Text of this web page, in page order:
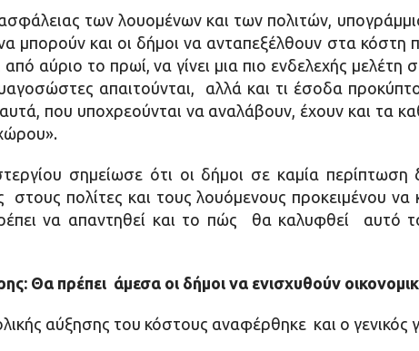
των λουομένων και των πολιτών,
μπορούν και οι δήμοι να ανταπεξέλθουν στα κόστη
αύριο το πρωί, να γίνει μια πιο ενδελεχής μελέτη
απαιτούνται, αλλά και τι έσοδα
που υποχρεούνται να αναλάβουν, έχουν και τα
σημείωσε ότι οι δήμοι σε καμία περίπτωση
πολίτες και τους λουόμενους προκειμένου να
να απαντηθεί και το πώς θα καλυφθεί αυτό
Θα πρέπει άμεσα οι δήμοι να ενισχυθούν
αύξησης του κόστους αναφέρθηκε και ο